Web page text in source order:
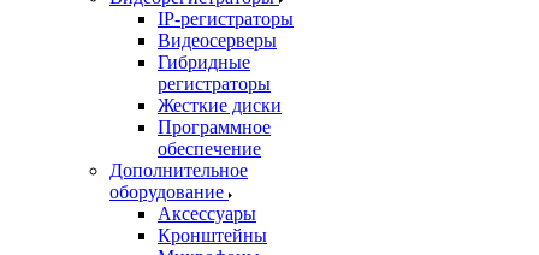
IP-регистраторы
Видеосерверы
Гибридные
регистраторы
Жесткие диски
Программное
обеспечение
Дополнительное
оборудование
Аксессуары
Кронштейны